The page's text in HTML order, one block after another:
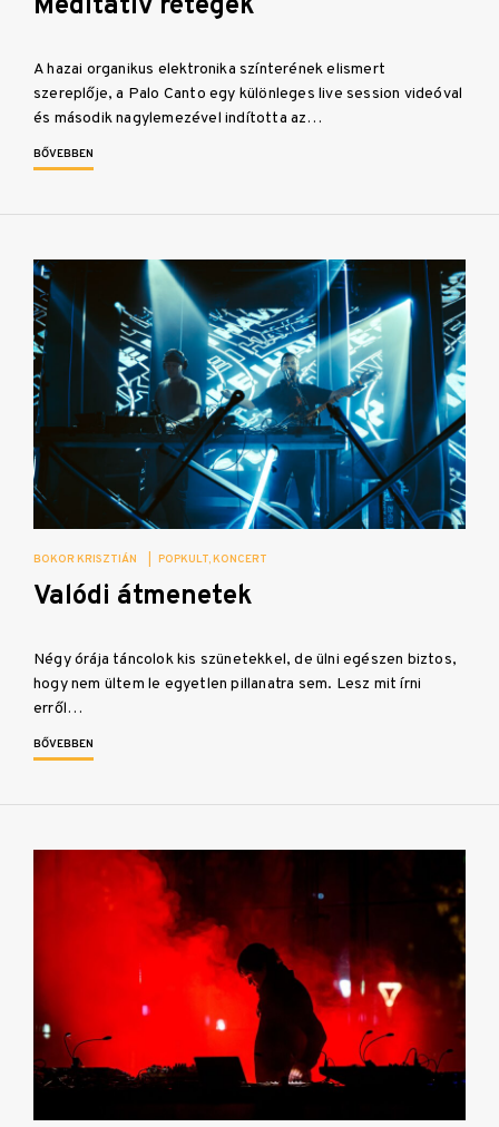
A hazai organikus elektronika színterének elismert
szereplője, a Palo Canto egy különleges live session videóval
és második nagylemezével indította az…
BŐVEBBEN
BOKOR KRISZTIÁN POPKULT KONCERT
Valódi átmenetek
Négy órája táncolok kis szünetekkel, de ülni egészen biztos,
hogy nem ültem le egyetlen pillanatra sem. Lesz mit írni
erről…
BŐVEBBEN